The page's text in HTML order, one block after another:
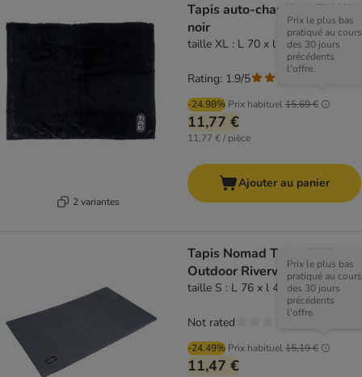
2 variantes
Tapis auto-chauffant TIAKI,
noir
taille XL : L 70 x l 110 cm
-24.98% Prix habituel15,69 €
Prix le plus bas
pratiqué au cours
des 30 jours
précédents
l'offre.
11,77 €
11,77 € / pièce
Rating: 1.9/5
Ajouter au panier
Tapis Nomad Tales Spirit
Outdoor Riverway
taille S : L 76 x l 46 cm
-24.49% Prix habituel15,19 €
Prix le plus bas
pratiqué au cours
des 30 jours
précédents
l'offre.
11,47 €
Not rated